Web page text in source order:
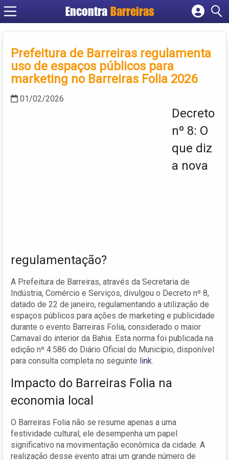
EncontraBarreiras
Cadastrar empresa
Criar conta
Prefeitura de Barreiras regulamenta
uso de espaços públicos para
marketing no Barreiras Folia 2026
01/02/2026
Decreto
nº 8: O
que diz
a nova
regulamentação?
A Prefeitura de Barreiras, através da Secretaria de
Indústria, Comércio e Serviços, divulgou o Decreto nº 8,
datado de 22 de janeiro, regulamentando a utilização de
espaços públicos para ações de marketing e publicidade
durante o evento Barreiras Folia, considerado o maior
Carnaval do interior da Bahia. Esta norma foi publicada na
edição nº 4.586 do Diário Oficial do Município, disponível
para consulta completa no seguinte link.
Impacto do Barreiras Folia na
economia local
O Barreiras Folia não se resume apenas a uma
festividade cultural; ele desempenha um papel
significativo na movimentação econômica da cidade. A
realização desse evento atrai um grande número de